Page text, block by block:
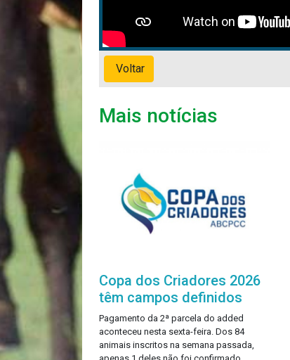
Voltar
Mais notícias
Copa dos Criadores 2026
têm campos definidos
Pagamento da 2ª parcela do added
aconteceu nesta sexta-feira. Dos 84
animais inscritos na semana passada,